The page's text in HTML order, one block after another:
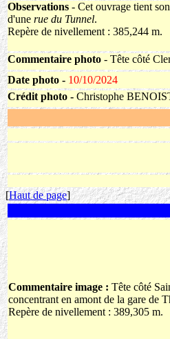
Observations - Cet ouvrage tient
d'une rue du Tunnel.
Repère de nivellement : 385,244 m.
Commentaire photo - Tête côté
Date photo - 10/10/2024
Crédit photo - Christophe
[Haut de page]
Commentaire image : Tête côté
concentrant en amont de la gare de
Repère de nivellement : 389,305 m.